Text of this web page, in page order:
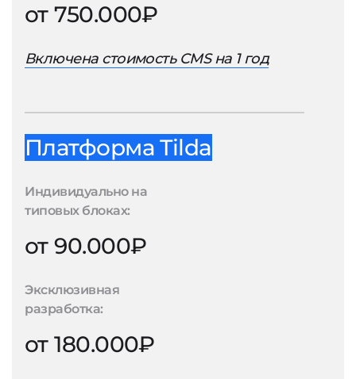
от 750.000₽
Включена стоимость CMS на 1 год
Платформа Tilda
Индивидуально на
типовых блоках:
от 90.000₽
Эксклюзивная
разработка:
от 180.000₽